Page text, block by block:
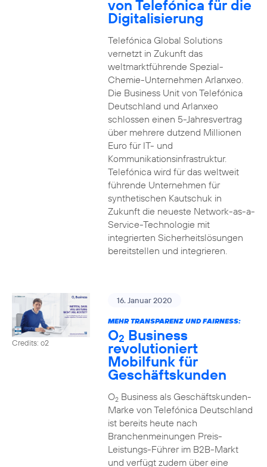
von Telefónica für die
Digitalisierung
Telefónica Global Solutions
vernetzt in Zukunft das
weltmarktführende Spezial-
Chemie-Unternehmen Arlanxeo.
Die Business Unit von Telefónica
Deutschland und Arlanxeo
schlossen einen 5-Jahresvertrag
über mehrere dutzend Millionen
Euro für IT- und
Kommunikationsinfrastruktur.
Telefónica wird für das weltweit
führende Unternehmen für
synthetischen Kautschuk in
Zukunft die neueste Network-as-a-
Service-Technologie mit
integrierten Sicherheitslösungen
bereitstellen und integrieren.
Credits: o2
16. Januar 2020
MEHR TRANSPARENZ UND FAIRNESS:
O2 Business
revolutioniert
Mobilfunk für
Geschäftskunden
O2Business als Geschäftskunden-
Marke von Telefónica Deutschland
ist bereits heute nach
Branchenmeinungen Preis-
Leistungs-Führer im B2B-Markt
und verfügt zudem über eine